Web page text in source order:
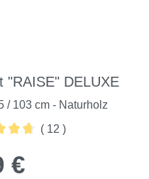
"RAISE" DELUXE
/ 103 cm - Naturholz
( 12 )
€